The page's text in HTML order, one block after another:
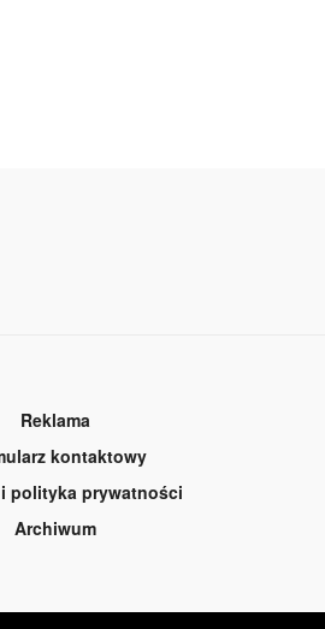
Reklama
kontaktowy
polityka prywatności
Archiwum